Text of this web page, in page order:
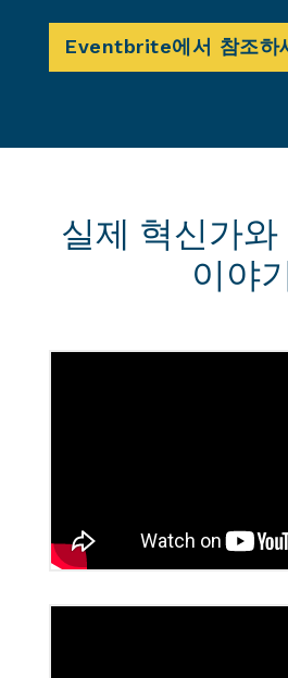
Eventbrite에서 참조하
실제 혁신가와
이야